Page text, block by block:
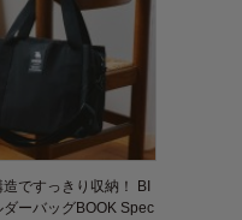
ですっきり収納！ BI
ーバッグBOOK Spec